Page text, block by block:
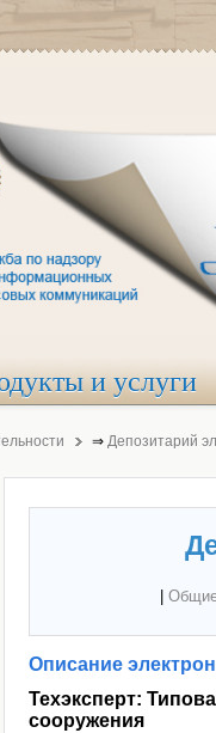
и услуги
⇒ Депозитарий
Описание
Техэксперт:
сооружения